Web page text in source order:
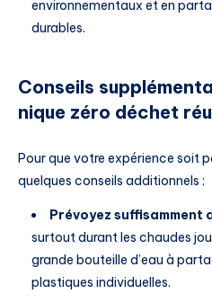
environnementaux et en
durables.
Conseils
nique zéro déchet
Pour que votre expérience soit
quelques conseils additionnels :
Prévoyez suffisamment
surtout durant les chaudes
grande bouteille d’eau à
plastiques individuelles.